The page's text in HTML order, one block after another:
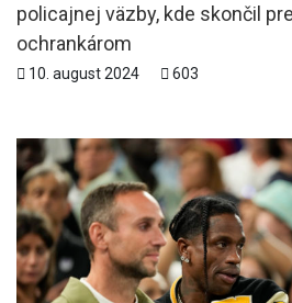
policajnej väzby, kde skončil
ochrankárom
10. august 2024 603